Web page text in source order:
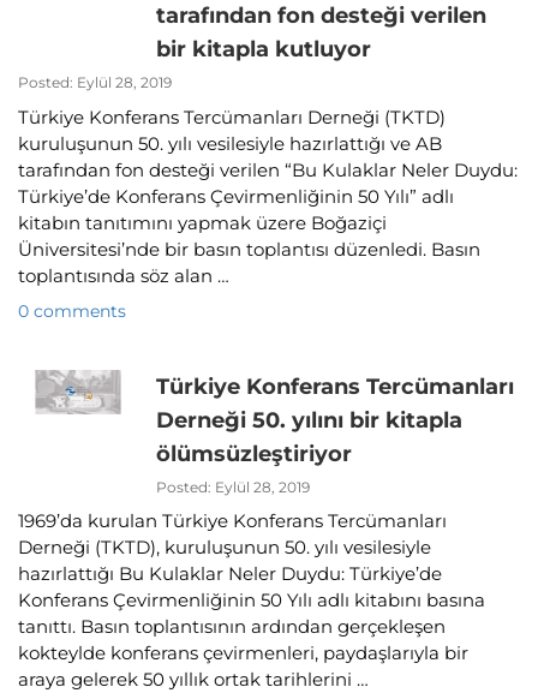
tarafından fon desteği verilen
bir kitapla kutluyor
Posted: Eylül 28, 2019
Türkiye Konferans Tercümanları Derneği (TKTD)
kuruluşunun 50. yılı vesilesiyle hazırlattığı ve AB
tarafından fon desteği verilen “Bu Kulaklar Neler Duydu:
Türkiye’de Konferans Çevirmenliğinin 50 Yılı” adlı
kitabın tanıtımını yapmak üzere Boğaziçi
Üniversitesi’nde bir basın toplantısı düzenledi. Basın
toplantısında söz alan …
0 comments
Türkiye Konferans Tercümanları
Derneği 50. yılını bir kitapla
ölümsüzleştiriyor
Posted: Eylül 28, 2019
1969’da kurulan Türkiye Konferans Tercümanları
Derneği (TKTD), kuruluşunun 50. yılı vesilesiyle
hazırlattığı Bu Kulaklar Neler Duydu: Türkiye’de
Konferans Çevirmenliğinin 50 Yılı adlı kitabını basına
tanıttı. Basın toplantısının ardından gerçekleşen
kokteylde konferans çevirmenleri, paydaşlarıyla bir
araya gelerek 50 yıllık ortak tarihlerini …